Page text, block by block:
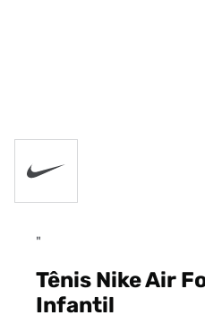
"
Tênis Nike Air
Infantil